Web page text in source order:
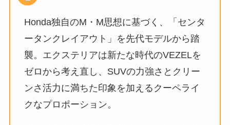
Honda独自のM・M思想に基づく、「センタ
ータンクレイアウト」を先代モデルから踏
襲。エクステリアは新たな時代のVEZELを
ゼロから考え直し、SUVの力強さとクリー
ンさ活力に満ちた印象を加えるクーペライ
クなプロポーション。